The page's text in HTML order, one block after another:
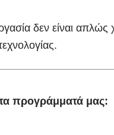
δεν είναι απλώς
προγράμματά μας: